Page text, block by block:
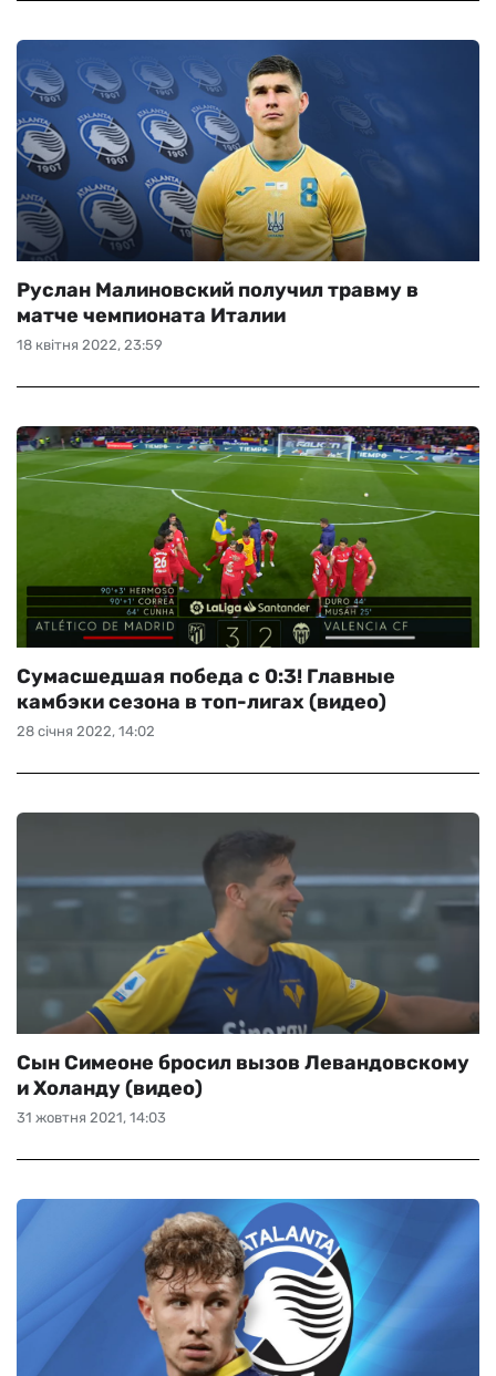
18 квітня 2022, 23:59
Руслан Малиновский получил травму в
матче чемпионата Италии
28 січня 2022, 14:02
Сумасшедшая победа с 0:3! Главные
камбэки сезона в топ-лигах (видео)
31 жовтня 2021, 14:03
Сын Симеоне бросил вызов Левандовскому
и Холанду (видео)